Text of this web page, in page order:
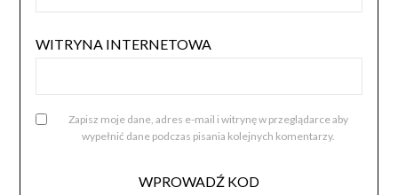
WITRYNA INTERNETOWA
Zapisz moje dane, adres e-mail i witrynę w przeglądarce aby
wypełnić dane podczas pisania kolejnych komentarzy.
WPROWADŹ KOD